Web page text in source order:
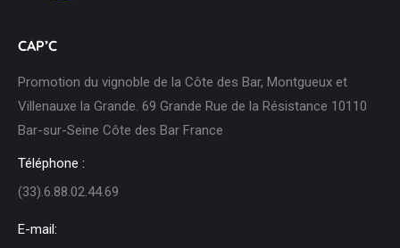
CAP’C
Promotion du vignoble de la Côte des Bar, Montgueux et
Villenauxe la Grande. 69 Grande Rue de la Résistance 10110
Bar-sur-Seine Côte des Bar France
Téléphone :
(33).6.88.02.44.69
E-mail: